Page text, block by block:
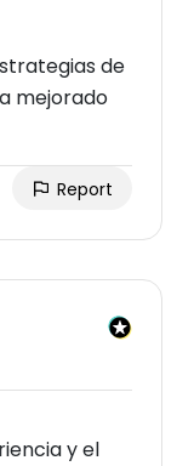
de
mejorado
Report
y el